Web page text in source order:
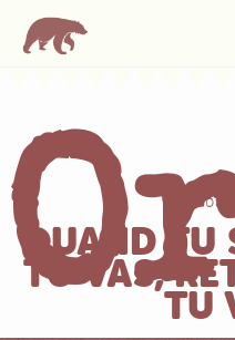
18/09/
QUAND TU
TU VAS,
TU